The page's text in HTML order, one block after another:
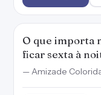
O que importa
ficar sexta à
— Amizade